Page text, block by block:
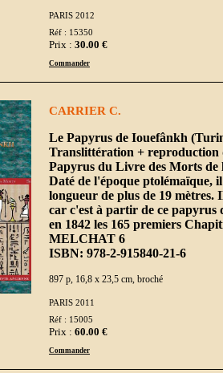
PARIS 2012
Réf : 15350
Prix : 30.00 €
Commander
CARRIER C.
Le Papyrus de Iouefânkh
Translittération + reproduction
Papyrus du Livre des Morts de
Daté de l'époque ptolémaïque,
longueur de plus de 19
car c'est à partir de ce
en 1842 les 165 premiers
MELCHAT 6
ISBN: 978-2-915840-21-6
897 p, 16,8 x 23,5 cm, broché
PARIS 2011
Réf : 15005
Prix : 60.00 €
Commander